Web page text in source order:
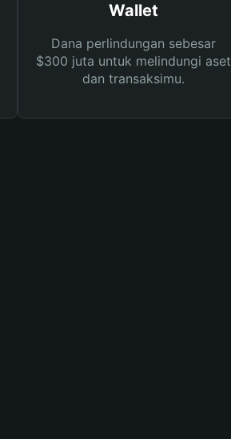
Wallet
Dana perlindungan sebesar
$300 juta untuk melindungi aset
dan transaksimu.